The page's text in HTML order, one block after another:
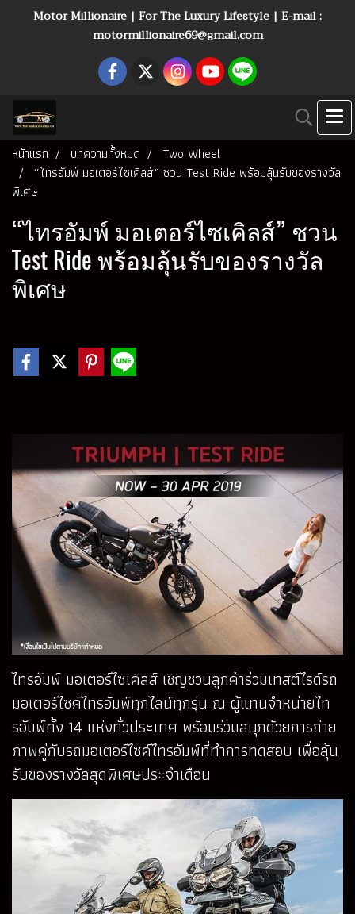
Motor Millionaire | For The Luxury Lifestyle | E-mail :
motormillionaire69@gmail.com
หน้าแรก บทความทั้งหมด
Two Wheel
“ไทรอัมพ์ มอเตอร์ไซเคิลส์” ชวน Test Ride พร้อมลุ้นรับของรางวัล
พิเศษ
“ไทรอัมพ์ มอเตอร์ไซเคิลส์” ชวน
Test Ride พร้อมลุ้นรับของรางวัล
พิเศษ
ไทรอัมพ์ มอเตอร์ไซเคิลส์ เชิญชวนลูกค้าร่วมเทสต์ไรด์รถ
มอเตอร์ไซค์ไทรอัมพ์ทุกไลน์ทุกรุ่น ณ ผู้แทนจำหน่ายไท
รอัมพ์ทั้ง 14 แห่งทั่วประเทศ พร้อมร่วมสนุกด้วยการถ่าย
ภาพคู่กับรถมอเตอร์ไซค์ไทรอัมพ์ที่ทำการทดสอบ เพื่อลุ้น
รับของรางวัลสุดพิเศษประจำเดือน